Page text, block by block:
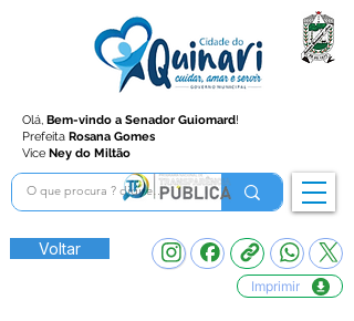
Olá, Bem-vindo a Senador Guiomard!
Prefeita Rosana Gomes
Vice Ney do Miltão
Voltar
Imprimir